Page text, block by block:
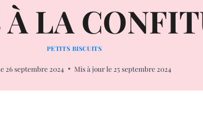
À LA
PETITS BISCUITS
26 septembre 2024 Mis à jour le 25 septembre 2024